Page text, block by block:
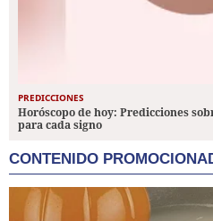
PREDICCIONES
Horóscopo de hoy: Predicciones
para cada signo
CONTENIDO